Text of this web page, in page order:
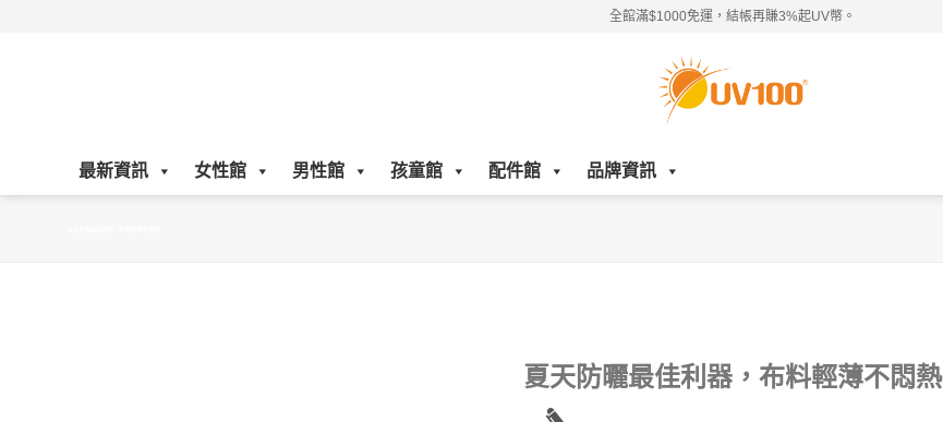
全館滿$1000免運，結帳再賺3%起UV幣。
最新資訊 女性館 男性館 孩童館 配件館 品牌資訊
夏天防曬最佳利器，布料輕薄不悶熱